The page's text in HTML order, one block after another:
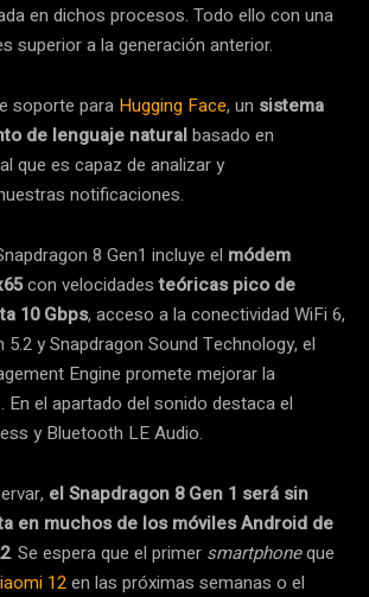
en dichos procesos. Todo ello con una
superior a la generación anterior.
soporte para Hugging Face, un sistema
de lenguaje naturalbasado en
que es capaz de analizar y
notificaciones.
8 Gen1 incluye el módem
con velocidadesteóricas pico de
10 Gbps, acceso a la conectividad WiFi 6,
5.2 y Snapdragon Sound Technology, el
Engine promete mejorar la
En el apartado del sonido destaca el
y Bluetooth LE Audio.
el Snapdragon 8 Gen 1 será sin
en muchos de los móviles Android de
. Se espera que el primer smartphoneque
12en las próximas semanas o el